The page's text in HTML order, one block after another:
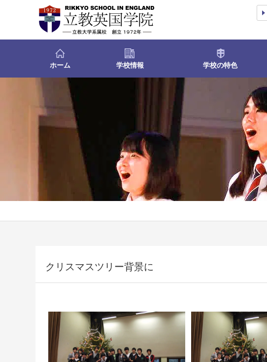
ホーム 学校情報 学校の特色
クリスマスツリー背景に